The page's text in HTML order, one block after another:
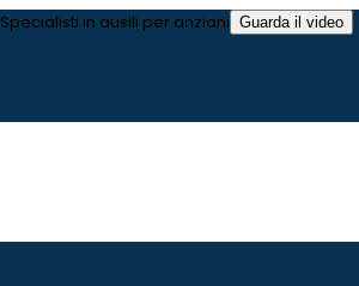
Specialisti in ausili per anziani Guarda il video